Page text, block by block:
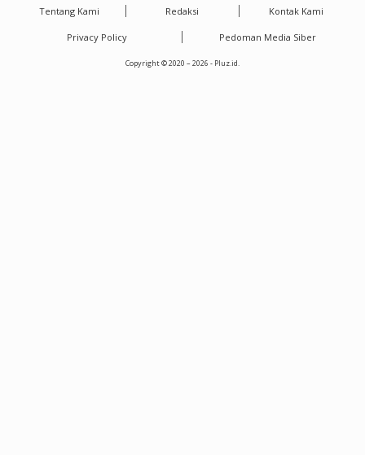
Tentang Kami Redaksi Kontak Kami
Privacy Policy Pedoman Media Siber
Copyright © 2020 – 2026 - Pluz.id.